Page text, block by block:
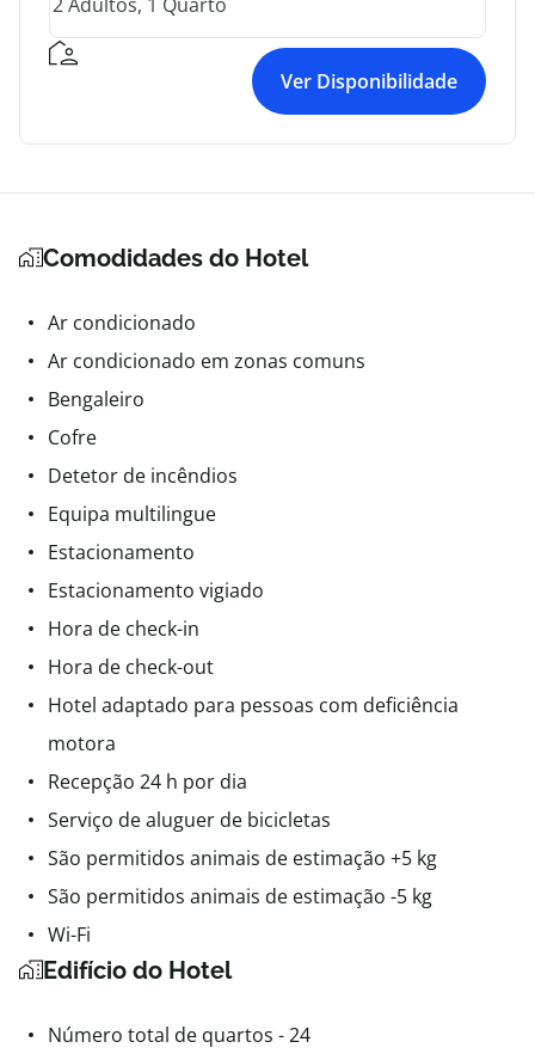
Ver Disponibilidade
Comodidades do Hotel
Ar condicionado
Ar condicionado em zonas comuns
Bengaleiro
Cofre
Detetor de incêndios
Equipa multilingue
Estacionamento
Estacionamento vigiado
Hora de check-in
Hora de check-out
Hotel adaptado para pessoas com deficiência
motora
Recepção 24 h por dia
Serviço de aluguer de bicicletas
São permitidos animais de estimação +5 kg
São permitidos animais de estimação -5 kg
Wi-Fi
Edifício do Hotel
Número total de quartos - 24